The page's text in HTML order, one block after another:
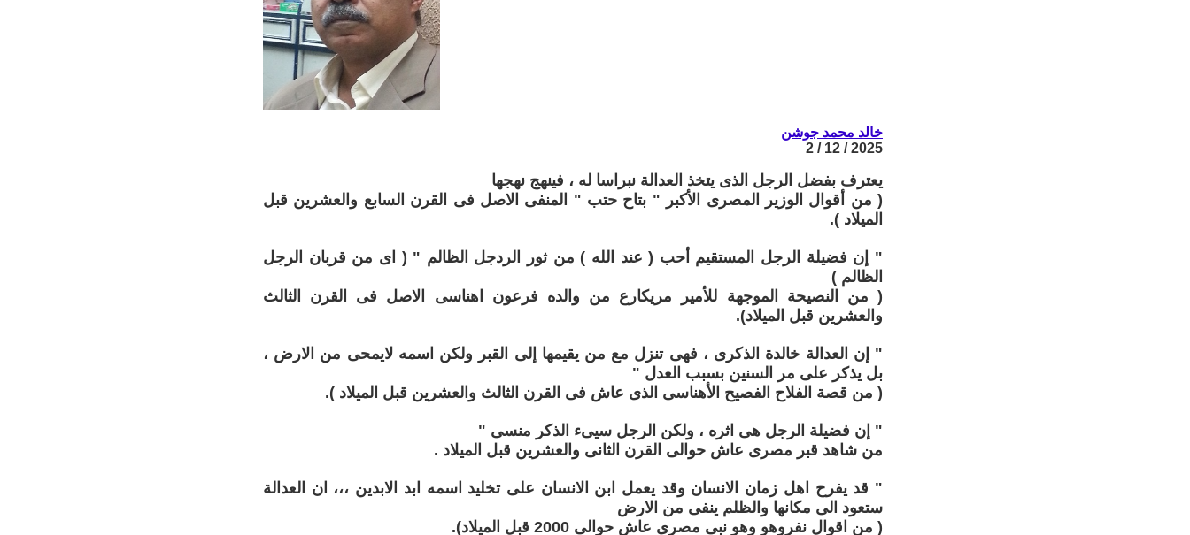
خالد محمد جوشن
2025 / 12 / 2
يعترف بفضل الرجل الذى يتخذ العدالة نبراسا له ، فينهج نهجها
( من أقوال الوزير المصرى الأكبر " بتاح حتب " المنفى الاصل فى القرن السابع والعشرين قبل
الميلاد ).
" إن فضيلة الرجل المستقيم أحب ( عند الله ) من ثور الردجل الظالم " ( اى من قربان الرجل
الظالم )
( من النصيحة الموجهة للأمير مريكارع من والده فرعون اهناسى الاصل فى القرن الثالث
والعشرين قبل الميلاد).
" إن العدالة خالدة الذكرى ، فهى تنزل مع من يقيمها إلى القبر ولكن اسمه لايمحى من الارض ،
بل يذكر على مر السنين بسبب العدل "
( من قصة الفلاح الفصيح الأهناسى الذى عاش فى القرن الثالث والعشرين قبل الميلاد ).
" إن فضيلة الرجل هى اثره ، ولكن الرجل سيىء الذكر منسى "
من شاهد قبر مصرى عاش حوالى القرن الثانى والعشرين قبل الميلاد .
" قد يفرح اهل زمان الانسان وقد يعمل ابن الانسان على تخليد اسمه ابد الابدين ،،، ان العدالة
ستعود الى مكانها والظلم ينفى من الارض
( من اقوال نفروهو وهو نبى مصرى عاش حوالى 2000 قبل الميلاد).